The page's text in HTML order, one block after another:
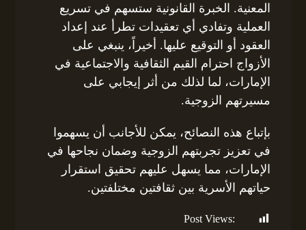
المعنية. الخبرة القانونية ستسهم في تسريع
العملية وتفادي أي تعقيدات تطرأ عند إعداد
العقود أو التوقيع عليها. أخيراً، ينبغي على
الأزواج احترام القيم الثقافية والاجتماعية في
الإمارات، لما لذلك من أثر إيجابي على
مسيرتهم الزوجية.
بإتباع هذه النصائح، يمكن للأجانب أن يسهموا
في تعزيز تجربتهم الزوجية وضمان نجاحها في
الإمارات، مما يسهل عليهم تحقيق استقرار
حياتهم الأسرية بين ثقافتين مختلفتين.
Post Views: